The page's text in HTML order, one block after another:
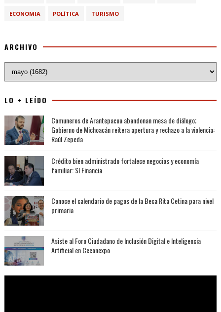
ECONOMIA POLÍTICA TURISMO
ARCHIVO
LO + LEÍDO
Comuneros de Arantepacua abandonan mesa de diálogo;
Gobierno de Michoacán reitera apertura y rechazo a la violencia:
Raúl Zepeda
Crédito bien administrado fortalece negocios y economía
familiar: Sí Financia
Conoce el calendario de pagos de la Beca Rita Cetina para nivel
primaria
Asiste al Foro Ciudadano de Inclusión Digital e Inteligencia
Artificial en Ceconexpo